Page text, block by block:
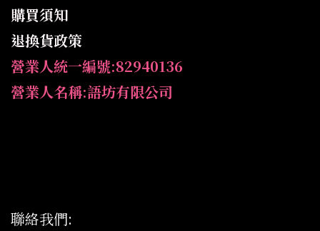
購買須知
退換貨政策
營業人統一編號:82940136
營業人名稱:語坊有限公司
聯絡我們: